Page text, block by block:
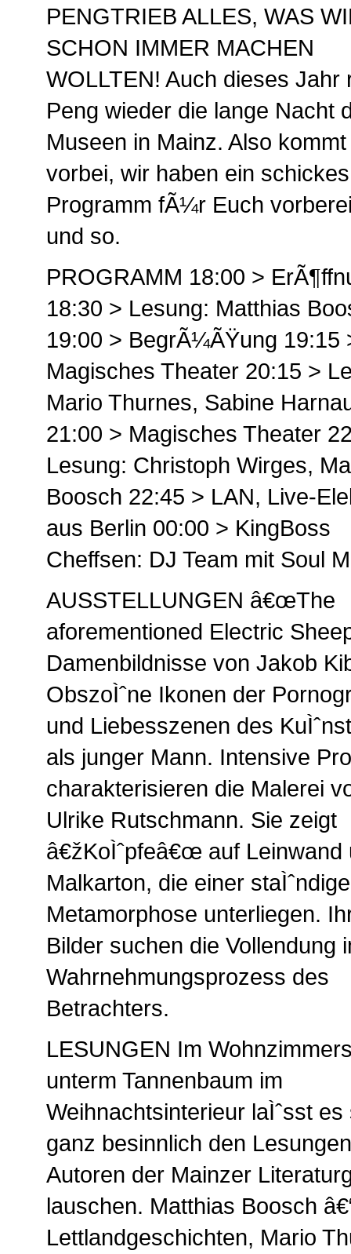
PENGTRIEB ALLES, WAS
SCHON IMMER MACHEN
WOLLTEN! Auch dieses Jahr
Peng wieder die lange Nacht
Museen in Mainz. Also kommt
vorbei, wir haben ein schickes
Programm fÃ¼r Euch
und so.
PROGRAMM 18:00 >
18:30 > Lesung: Matthias
19:00 > BegrÃ¼ÃŸung 19:15
Magisches Theater 20:15 >
Mario Thurnes, Sabine
21:00 > Magisches Theater
Lesung: Christoph Wirges,
Boosch 22:45 > LAN, Live-
aus Berlin 00:00 > KingBoss
Cheffsen: DJ Team mit Soul
AUSSTELLUNGEN â€œThe
aforementioned Electric
Damenbildnisse von Jakob
ObszoÌˆne Ikonen der
und Liebesszenen des
als junger Mann. Intensive
charakterisieren die Malerei
Ulrike Rutschmann. Sie zeigt
â€žKoÌˆpfeâ€œ auf Leinwand
Malkarton, die einer
Metamorphose unterliegen.
Bilder suchen die Vollendung
Wahrnehmungsprozess des
Betrachters.
LESUNGEN Im
unterm Tannenbaum im
Weihnachtsinterieur laÌˆsst es
ganz besinnlich den
Autoren der Mainzer
lauschen. Matthias Boosch
Lettlandgeschichten, Mario